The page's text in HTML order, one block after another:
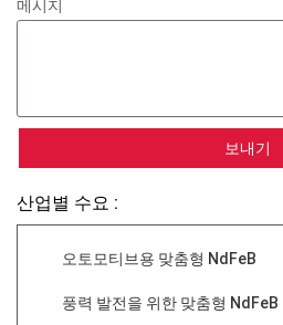
메시지
보내기
산업별 수요 :
오토모티브용 맞춤형 NdFeB
풍력 발전을 위한 맞춤형 NdFeB